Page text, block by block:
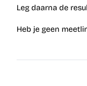
Leg daarna de
Heb je geen